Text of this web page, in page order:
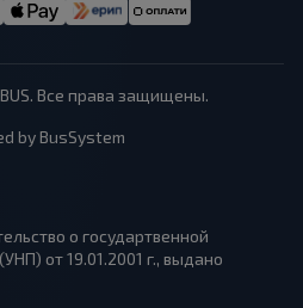
Все права защищены.
by BusSystem
о государтвенной
от 19.01.2001 г., выдано